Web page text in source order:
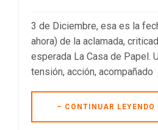
3 de Diciembre, esa es la
ahora) de la aclamada,
esperada La Casa de Papel.
tensión, acción, acompañado
– CONTINUAR LEYENDO